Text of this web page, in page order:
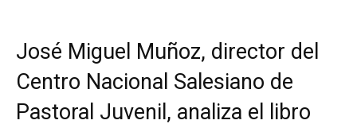
José Miguel Muñoz, director del
Centro Nacional Salesiano de
Pastoral Juvenil, analiza el libro